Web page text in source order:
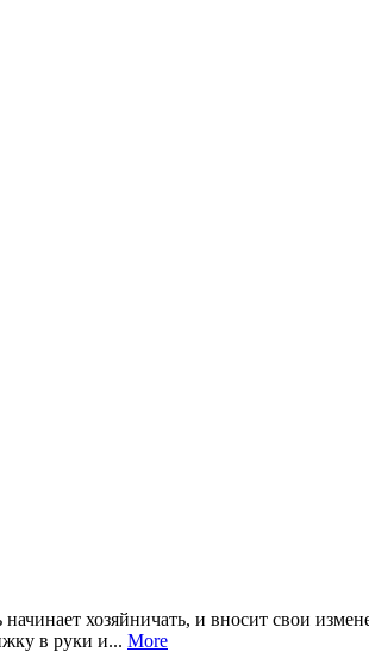
хозяйничать, и вносит свои
в руки и... More